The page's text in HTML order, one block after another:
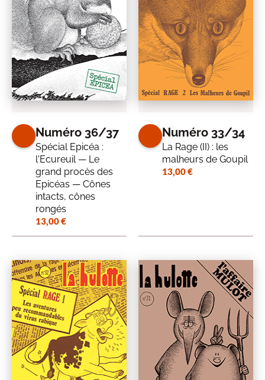
Numéro 36/37
Spécial Epicéa :
l'Ecureuil — Le
grand procès des
Epicéas — Cônes
intacts, cônes
rongés
13,00€
Numéro 33/34
La Rage (II) : les
malheurs de Goupil
13,00€